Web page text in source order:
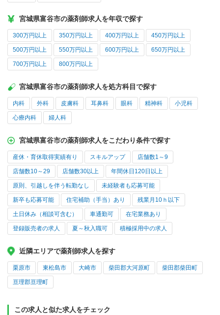
宮城県富谷市の薬剤師求人を年収で探す
300万円以上 350万円以上 400万円以上 450万円以上
500万円以上 550万円以上 600万円以上 650万円以上
700万円以上 800万円以上
宮城県富谷市の薬剤師求人を処方科目で探す
内科 外科 皮膚科 耳鼻科 眼科 精神科 小児科
心療内科 婦人科
宮城県富谷市の薬剤師求人をこだわり条件で探す
産休・育休取得実績有り スキルアップ 店舗数1～9
店舗数10～29 店舗数30以上 年間休日120日以上
原則、引越しを伴う転勤なし 未経験者も応募可能
新卒も応募可能 住宅補助（手当）あり 残業月10ｈ以下
土日休み（相談可含む） 車通勤可 在宅業務あり
登録販売者の求人 夏～秋入職可 積極採用中の求人
近隣エリアで薬剤師求人を探す
栗原市 東松島市 大崎市 柴田郡大河原町 柴田郡柴田町
亘理郡亘理町
この求人と似た求人をチェック